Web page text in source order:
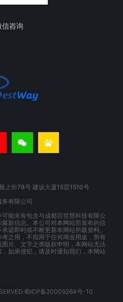
信咨询
上街78号 建设大厦15层1510号
务有限公司
能未有包含与成都百世慧科技有限公
新信息。本公司对本网站所发布的信
诺即时或不断更新本网站所载资料。
之用，不拟用于任何商业用途，所有
片、文字之类版权申明，本网站无法
如果侵犯，请及时通知我们，本网站
蜀ICP备20009264号-10